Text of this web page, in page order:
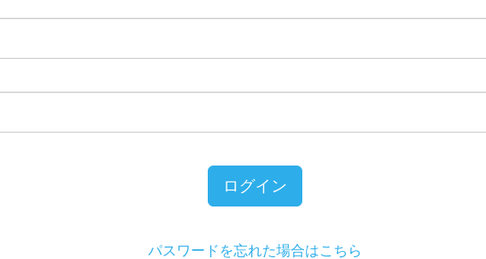
ログイン
パスワードを忘れた場合はこちら